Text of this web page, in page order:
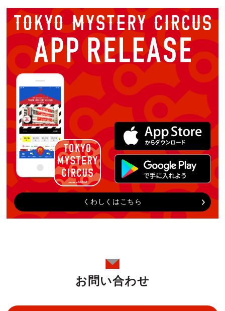
くわしくはこちら
お問い合わせ